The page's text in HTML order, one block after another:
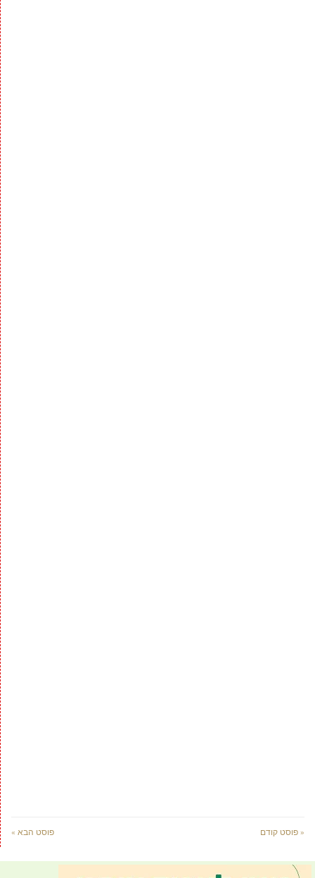
« פוסט קודם פוסט הבא »